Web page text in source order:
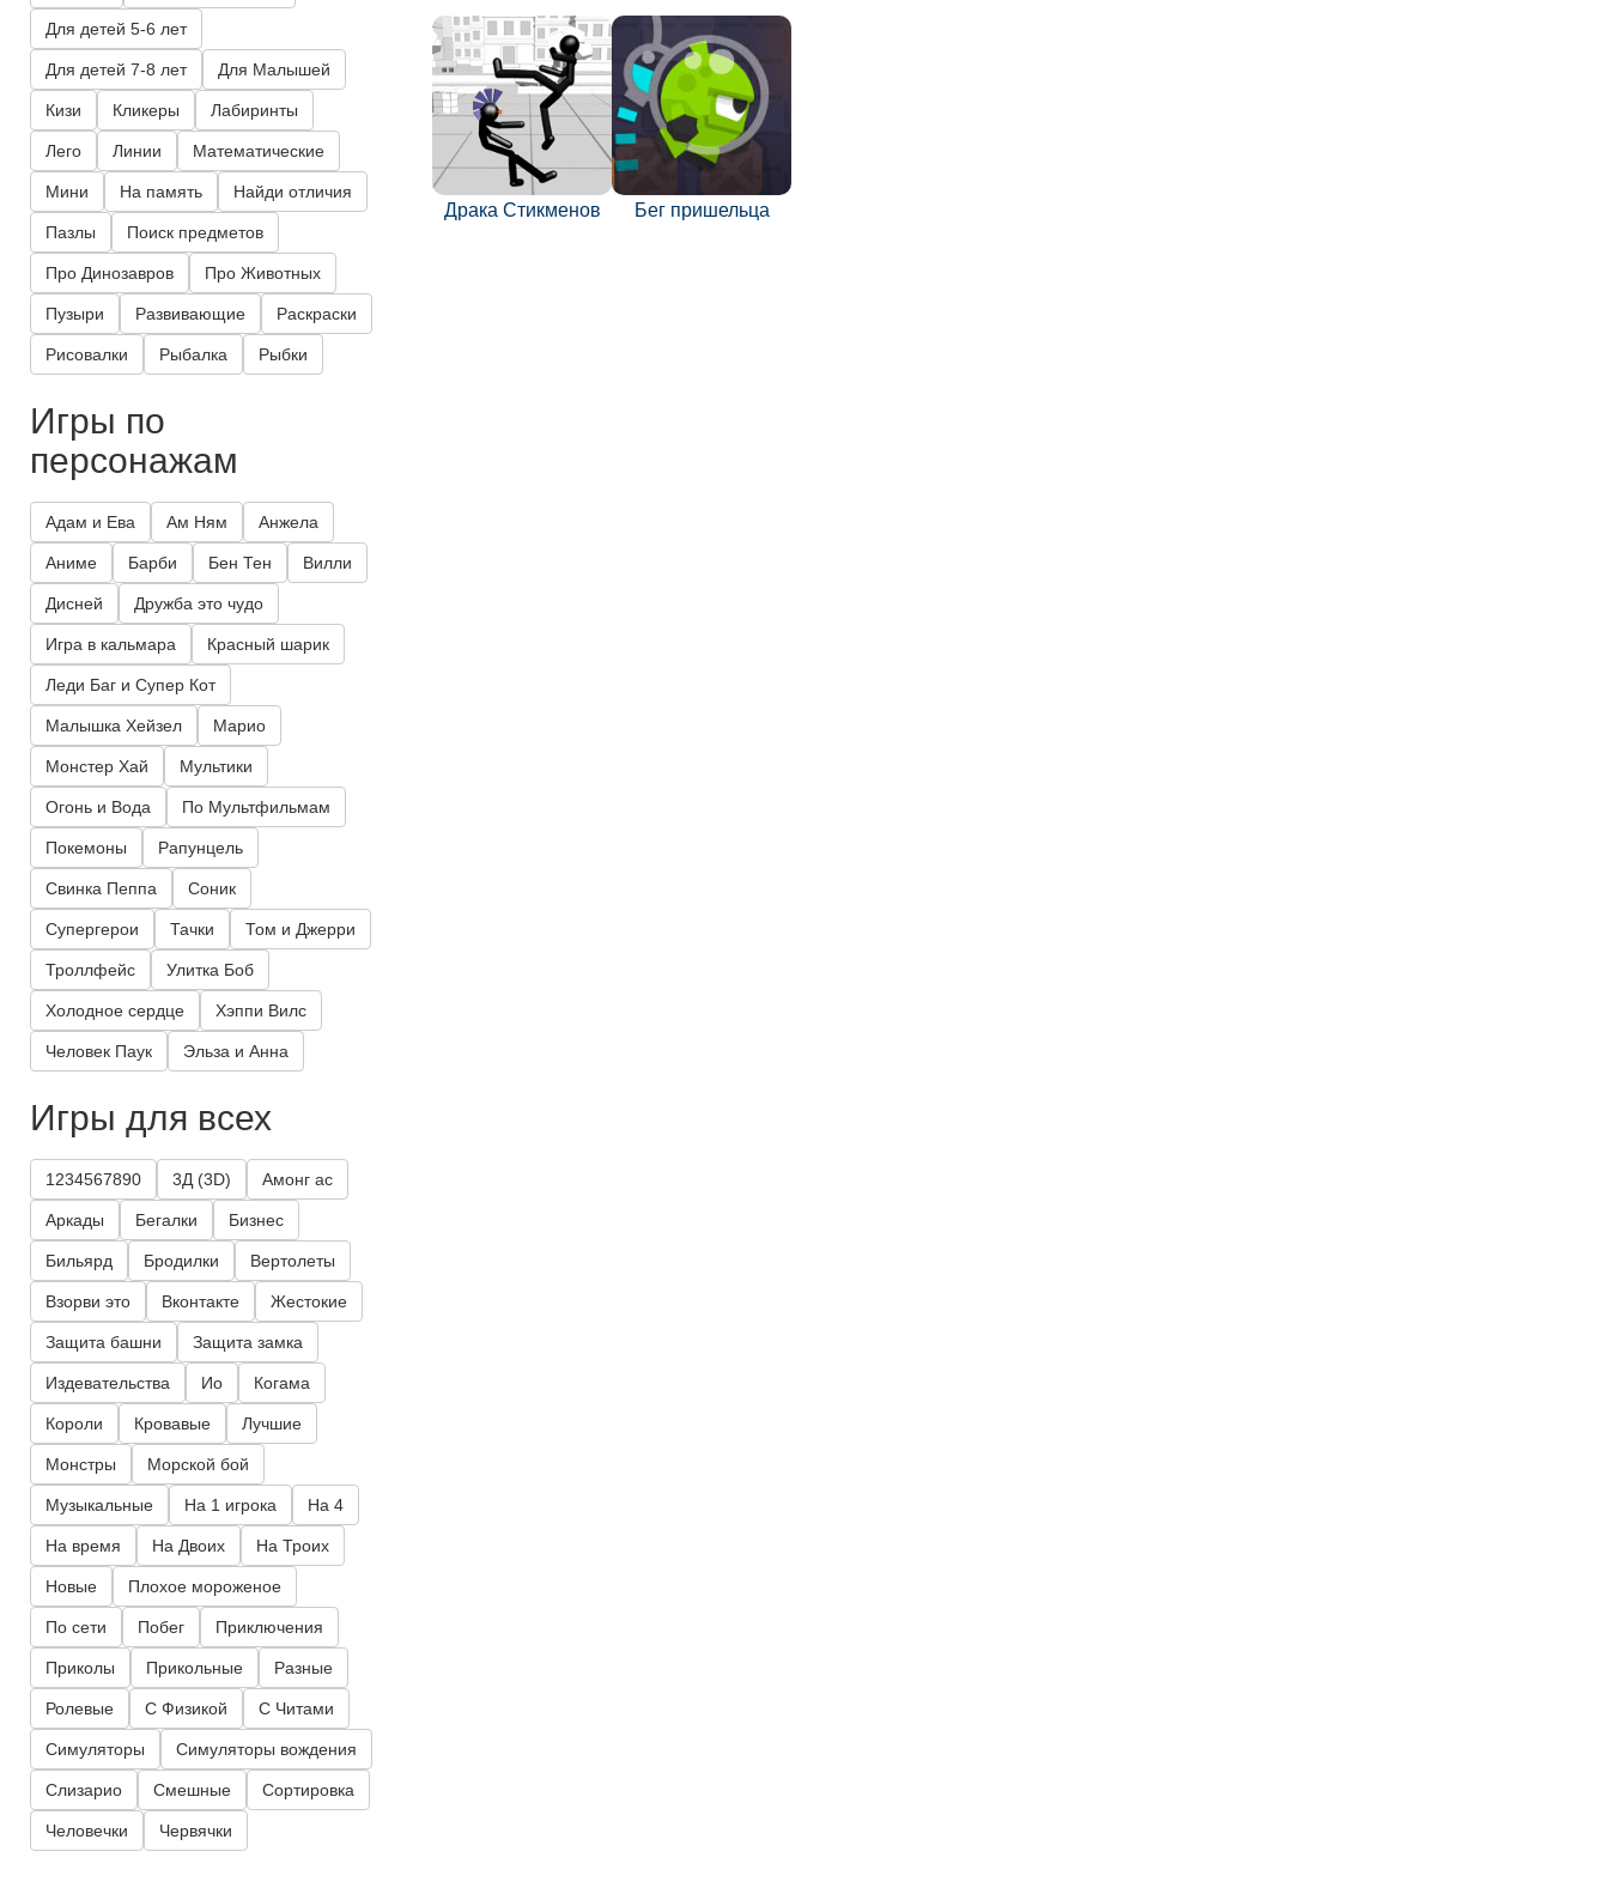
Драка Стикменов Бег пришельца
Для детей 5-6 лет
Для детей 7-8 лет Для Малышей
Кизи Кликеры Лабиринты
Лего Линии Математические
Мини На память Найди отличия
Пазлы Поиск предметов
Про Динозавров Про Животных
Пузыри Развивающие Раскраски
Рисовалки Рыбалка Рыбки
Игры по
персонажам
Адам и Ева Ам Ням Анжела
Аниме Барби Бен Тен Вилли
Дисней Дружба это чудо
Игра в кальмара Красный шарик
Леди Баг и Супер Кот
Малышка Хейзел Марио
Монстер Хай Мультики
Огонь и Вода По Мультфильмам
Покемоны Рапунцель
Свинка Пеппа Соник
Супергерои Тачки Том и Джерри
Троллфейс Улитка Боб
Холодное сердце Хэппи Вилс
Человек Паук Эльза и Анна
Игры для всех
1234567890 3Д (3D) Амонг ас
Аркады Бегалки Бизнес
Бильярд Бродилки Вертолеты
Взорви это Вконтакте Жестокие
Защита башни Защита замка
Издевательства Ио Когама
Короли Кровавые Лучшие
Монстры Морской бой
Музыкальные На 1 игрока На 4
На время На Двоих На Троих
Новые Плохое мороженое
По сети Побег Приключения
Приколы Прикольные Разные
Ролевые С Физикой С Читами
Симуляторы Симуляторы вождения
Слизарио Смешные Сортировка
Человечки Червячки